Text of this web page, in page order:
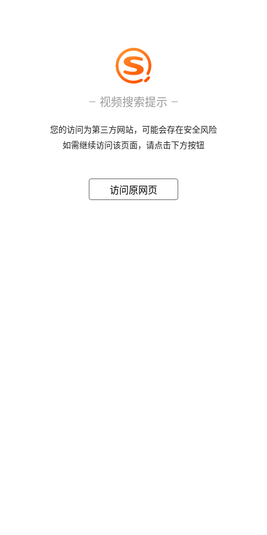
视频搜索提示
您的访问为第三方网站，可能会存在安全风险
如需继续访问该页面，请点击下方按钮
访问原网页